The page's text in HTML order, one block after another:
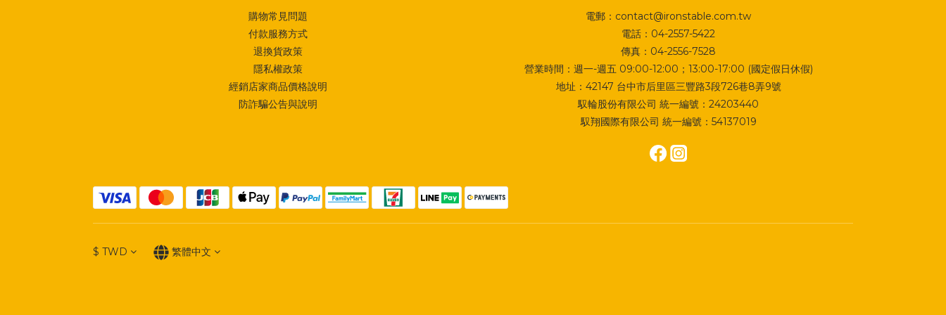
購物常見問題
付款服務方式
退換貨政策
隱私權政策
經銷店家商品價格說明
防詐騙公告與說明
電郵：contact@ironstable.com.tw
電話：04-2557-5422
傳真：04-2556-7528
營業時間：週一-週五 09:00-12:00；13:00-17:00 (國定假日休假)
地址： 42147 台中市后里區三豐路3段726巷8弄9號
馭輪股份有限公司 統一編號：24203440
馭翔國際有限公司 統一編號：54137019
$ TWD 繁體中文